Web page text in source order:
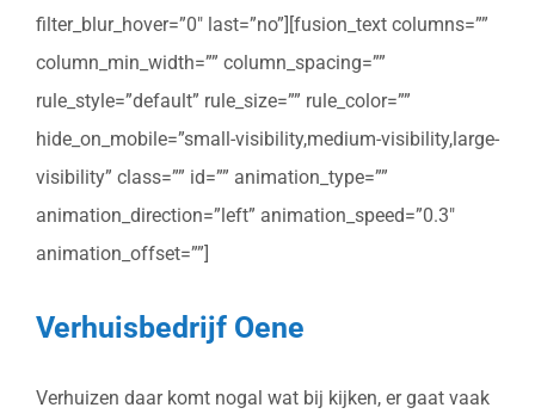
filter_blur_hover=”0″ last=”no”][fusion_text columns=””
column_min_width=”” column_spacing=””
rule_style=”default” rule_size=”” rule_color=””
hide_on_mobile=”small-visibility,medium-visibility,large-
visibility” class=”” id=”” animation_type=””
animation_direction=”left” animation_speed=”0.3″
animation_offset=””]
Verhuisbedrijf Oene
Verhuizen daar komt nogal wat bij kijken, er gaat vaak